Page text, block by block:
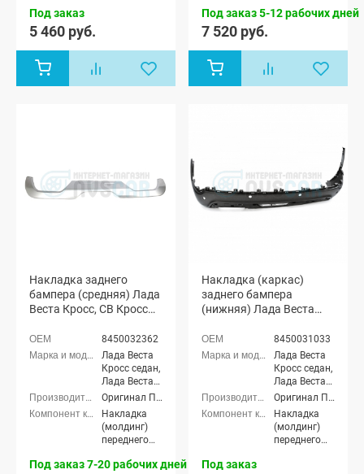
Под заказ
5 460 руб.
Под заказ 5-12 рабочих дней
7 520 руб.
Накладка заднего
бампера (средняя) Лада
Веста Кросс, СВ Кросс
8450032362
Лада Веста
Кросс седан,
Лада Веста
(SW) Кросс
универсал
Оригинал ППИ
Накладка
(молдинг)
переднего
Накладка
Под заказ 7-20 рабочих дней
Накладка (каркас)
заднего бампера
(нижняя) Лада Веста
(неокрашенная)
(8450031033)
8450031033
Лада Веста
Кросс седан,
Лада Веста
(SW) Кросс
универсал
Оригинал ППИ
Накладка
(молдинг)
переднего
Под заказ